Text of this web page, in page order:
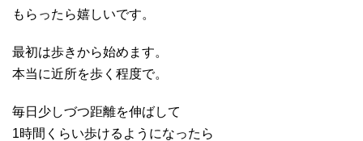
もらったら嬉しいです。
最初は歩きから始めます。
本当に近所を歩く程度で。
毎日少しづつ距離を伸ばして
1時間くらい歩けるようになったら